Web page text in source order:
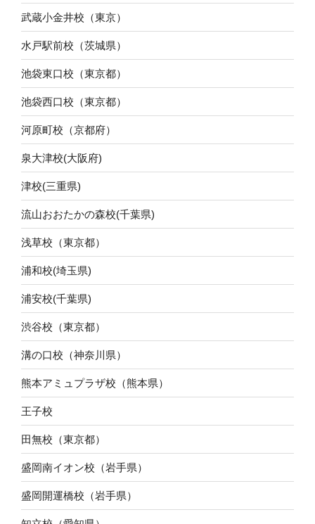
武蔵小金井校（東京）
水戸駅前校（茨城県）
池袋東口校（東京都）
池袋西口校（東京都）
河原町校（京都府）
泉大津校(大阪府)
津校(三重県)
流山おおたかの森校(千葉県)
浅草校（東京都）
浦和校(埼玉県)
浦安校(千葉県)
渋谷校（東京都）
溝の口校（神奈川県）
熊本アミュプラザ校（熊本県）
王子校
田無校（東京都）
盛岡南イオン校（岩手県）
盛岡開運橋校（岩手県）